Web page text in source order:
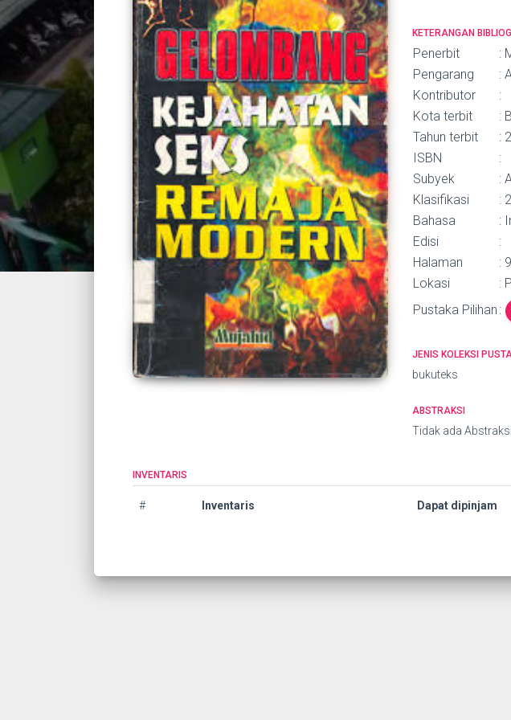
KETERANGAN
Penerbit
:
Pengarang
:
Kontributor
:
Kota terbit
:
Tahun terbit
:
ISBN
:
Subyek
:
Klasifikasi
:
Bahasa
:
Edisi
:
Halaman
:
Lokasi
:
Pustaka Pilihan :
JENIS KOLEKSI
bukuteks
ABSTRAKSI
Tidak ada Abstraksi
INVENTARIS
# Inventaris Dapat dipinjam